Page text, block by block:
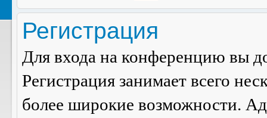
Регистрация
Для входа на конференцию вы
Регистрация занимает всего
более широкие возможности.